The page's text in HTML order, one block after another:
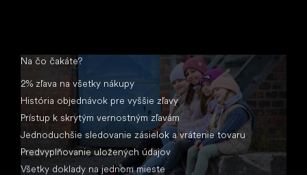
Na čo čakáte?
2% zľava na všetky nákupy
História objednávok pre vyššie zľavy
Prístup k skrytým vernostným zľavám
Jednoduchšie sledovanie zásielok a vrátenie tovaru
Predvyplňovanie uložených údajov
Všetky doklady na jednom mieste